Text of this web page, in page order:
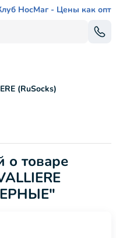
НосМаг - Цены как опт
(RuSocks)
о товаре